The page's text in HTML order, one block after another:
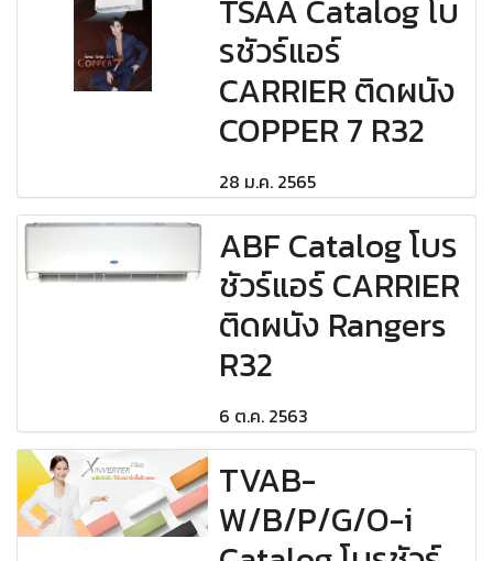
TSAA Catalog โบ
รชัวร์แอร์
CARRIER ติดผนัง
COPPER 7 R32
28 ม.ค. 2565
ABF Catalog โบร
ชัวร์แอร์ CARRIER
ติดผนัง Rangers
R32
6 ต.ค. 2563
TVAB-
W/B/P/G/O-i